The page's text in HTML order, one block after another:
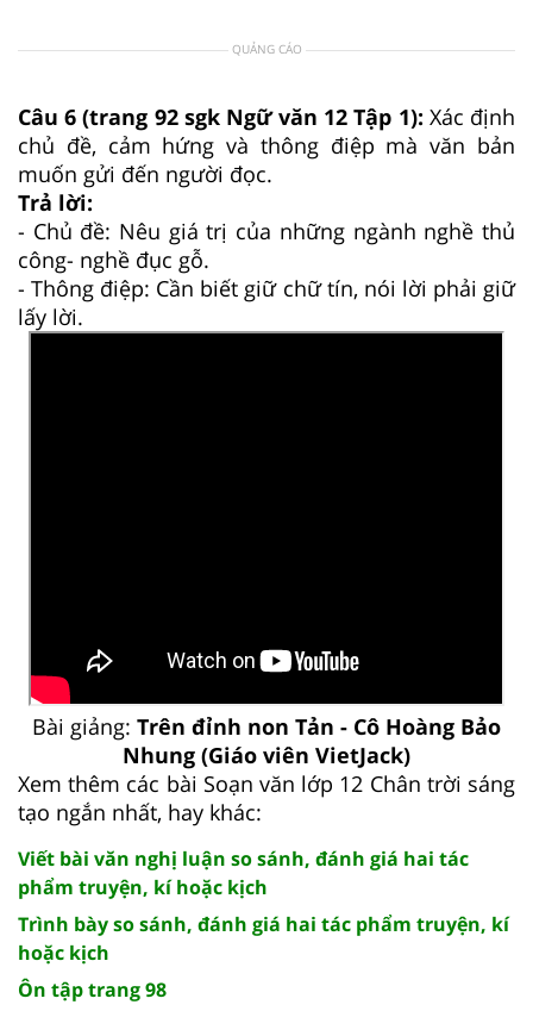
QUẢNG CÁO
Câu 6 (trang 92 sgk Ngữ văn 12 Tập 1): Xác định
chủ đề, cảm hứng và thông điệp mà văn bản
muốn gửi đến người đọc.
Trả lời:
- Chủ đề: Nêu giá trị của những ngành nghề thủ
công- nghề đục gỗ.
- Thông điệp: Cần biết giữ chữ tín, nói lời phải giữ
lấy lời.
Bài giảng: Trên đỉnh non Tản - Cô Hoàng Bảo
Nhung (Giáo viên VietJack)
Xem thêm các bài Soạn văn lớp 12 Chân trời sáng
tạo ngắn nhất, hay khác:
Viết bài văn nghị luận so sánh, đánh giá hai tác
phẩm truyện, kí hoặc kịch
Trình bày so sánh, đánh giá hai tác phẩm truyện, kí
hoặc kịch
Ôn tập trang 98